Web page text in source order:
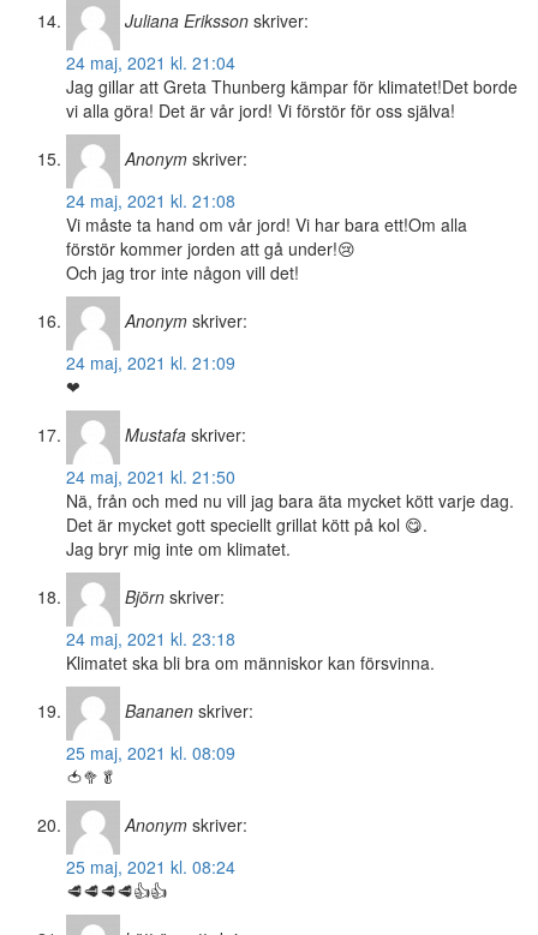
Juliana Eriksson skriver:
24 maj, 2021 kl. 21:04
Jag gillar att Greta Thunberg kämpar för klimatet!Det borde
vi alla göra! Det är vår jord! Vi förstör för oss själva!
Anonym skriver:
24 maj, 2021 kl. 21:08
Vi måste ta hand om vår jord! Vi har bara ett!Om alla
förstör kommer jorden att gå under!😢
Och jag tror inte någon vill det!
Anonym skriver:
24 maj, 2021 kl. 21:09
❤
Mustafa skriver:
24 maj, 2021 kl. 21:50
Nä, från och med nu vill jag bara äta mycket kött varje dag.
Det är mycket gott speciellt grillat kött på kol 😋.
Jag bryr mig inte om klimatet.
Björn skriver:
24 maj, 2021 kl. 23:18
Klimatet ska bli bra om människor kan försvinna.
Bananen skriver:
25 maj, 2021 kl. 08:09
🍅🥦🥬
Anonym skriver:
25 maj, 2021 kl. 08:24
🥩🥩🥩🥩👍👍